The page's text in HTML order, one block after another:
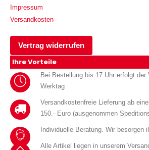
Impressum
Versandkosten
Vertrag widerrufen
Ihre Vorteile
Bei Bestellung bis 17 Uhr erfolgt der
Werktag
Versandkostenfreie Lieferung ab
150.- Euro (ausgenommen
Individuelle Beratung. Wir besorgen
Alle Artikel liegen in unserem